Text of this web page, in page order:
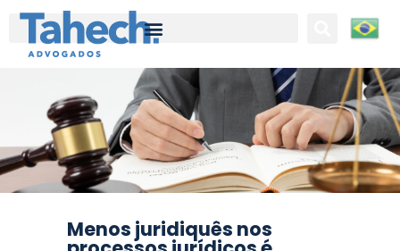
Menos juridiquês nos